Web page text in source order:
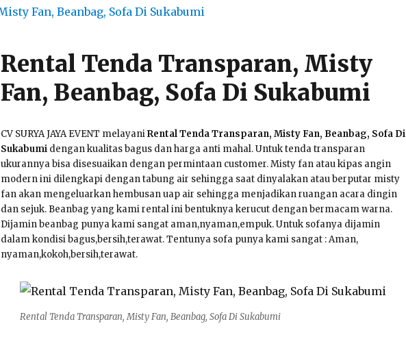
Rental Tenda Transparan, Misty
Fan, Beanbag, Sofa Di Sukabumi
CV SURYA JAYA EVENT melayaniRental Tenda Transparan, Misty Fan, Beanbag, Sofa Di
Sukabumidengan kualitas bagus dan harga anti mahal. Untuk tenda transparan
ukurannya bisa disesuaikan dengan permintaan customer. Misty fan atau kipas angin
modern ini dilengkapi dengan tabung air sehingga saat dinyalakan atau berputar misty
fan akan mengeluarkan hembusan uap air sehingga menjadikan ruangan acara dingin
dan sejuk. Beanbag yang kami rental ini bentuknya kerucut dengan bermacam warna.
Dijamin beanbag punya kami sangat aman,nyaman,empuk. Untuk sofanya dijamin
dalam kondisi bagus,bersih,terawat. Tentunya sofa punya kami sangat : Aman,
nyaman,kokoh,bersih,terawat.
Rental Tenda Transparan, Misty Fan, Beanbag, Sofa Di Sukabumi